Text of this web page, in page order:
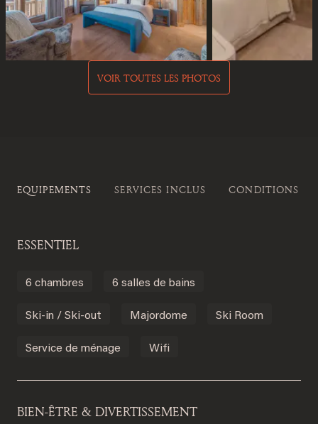
VOIR TOUTES LES PHOTOS
EQUIPEMENTS SERVICES INCLUS CONDITIONS DE
ESSENTIEL
6 chambres 6 salles de bains
Ski-in / Ski-out Majordome Ski Room
Service de ménage Wifi
BIEN-ÊTRE & DIVERTISSEMENT